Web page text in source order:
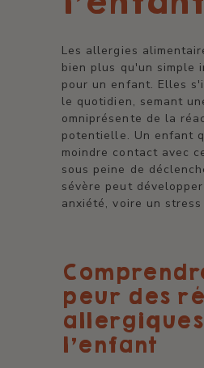
Les allergies
bien plus qu'un simple
pour un enfant. Elles
le quotidien, semant
omniprésente de la
potentielle. Un enfant
moindre contact avec
sous peine de
sévère peut
anxiété, voire un stress
peur des
l'enfant